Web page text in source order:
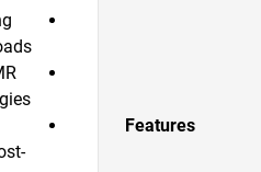
Features